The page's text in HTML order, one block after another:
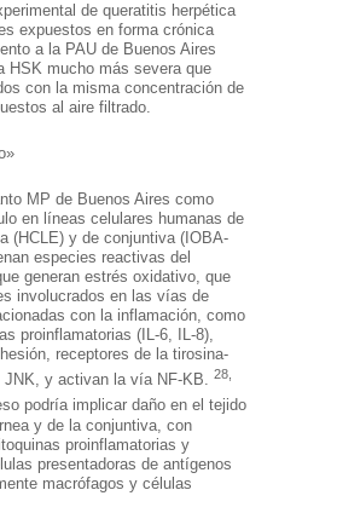
de queratitis herpética
expuestos en forma crónica
a la PAU de Buenos Aires
HSK mucho más severa que
con la misma concentración de
al aire filtrado.
MP de Buenos Aires como
en líneas celulares humanas de
(HCLE) y de conjuntiva (IOBA-
especies reactivas del
generan estrés oxidativo, que
involucrados en las vías de
con la inflamación, como
proinflamatorias (IL-6, IL-8),
receptores de la tirosina-
y activan la vía NF-KB. 28,
podría implicar daño en el tejido
y de la conjuntiva, con
proinflamatorias y
presentadoras de antígenos
macrófagos y células